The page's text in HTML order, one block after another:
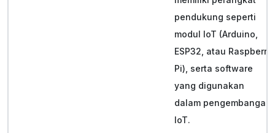
pendukung seperti
modul IoT (Arduino,
ESP32, atau Raspberry
Pi), serta software
yang digunakan
dalam pengembangan
IoT.